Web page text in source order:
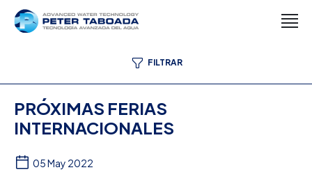
FILTRAR
PRÓXIMAS FERIAS
INTERNACIONALES
05 May 2022